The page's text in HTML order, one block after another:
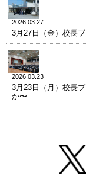
2026.03.27
3月27日（金）校長
2026.03.23
3月23日（月）校長
か〜